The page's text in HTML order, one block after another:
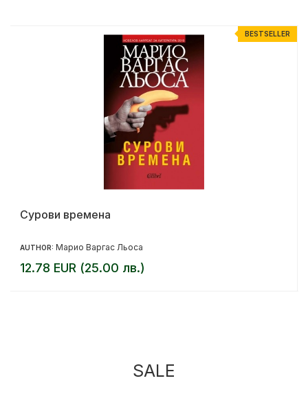
BESTSELLER
Сурови времена
AUTHOR: Марио Варгас Льоса
12.78 EUR (25.00 лв.)
SALE